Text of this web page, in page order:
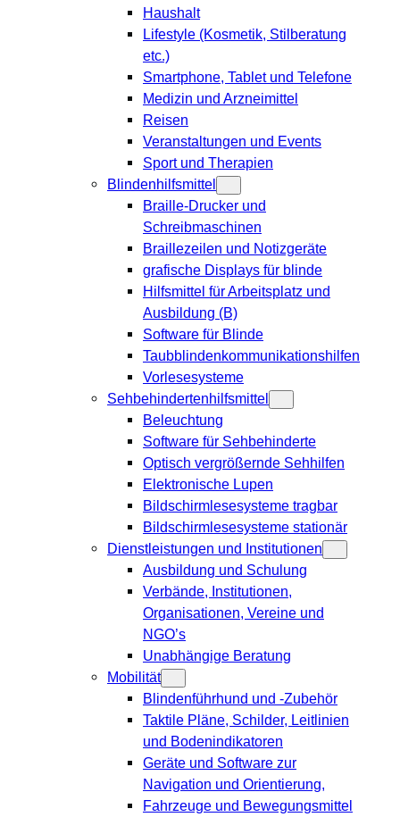
Haushalt
Lifestyle (Kosmetik, Stilberatung
etc.)
Smartphone, Tablet und Telefone
Medizin und Arzneimittel
Reisen
Veranstaltungen und Events
Sport und Therapien
Blindenhilfsmittel
Braille-Drucker und
Schreibmaschinen
Braillezeilen und Notizgeräte
grafische Displays für blinde
Hilfsmittel für Arbeitsplatz und
Ausbildung (B)
Software für Blinde
Taubblindenkommunikationshilfen
Vorlesesysteme
Sehbehindertenhilfsmittel
Beleuchtung
Software für Sehbehinderte
Optisch vergrößernde Sehhilfen
Elektronische Lupen
Bildschirmlesesysteme tragbar
Bildschirmlesesysteme stationär
Dienstleistungen und Institutionen
Ausbildung und Schulung
Verbände, Institutionen,
Organisationen, Vereine und
NGO’s
Unabhängige Beratung
Mobilität
Blindenführhund und -Zubehör
Taktile Pläne, Schilder, Leitlinien
und Bodenindikatoren
Geräte und Software zur
Navigation und Orientierung,
Fahrzeuge und Bewegungsmittel